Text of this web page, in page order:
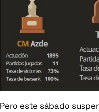
Pero este sábado